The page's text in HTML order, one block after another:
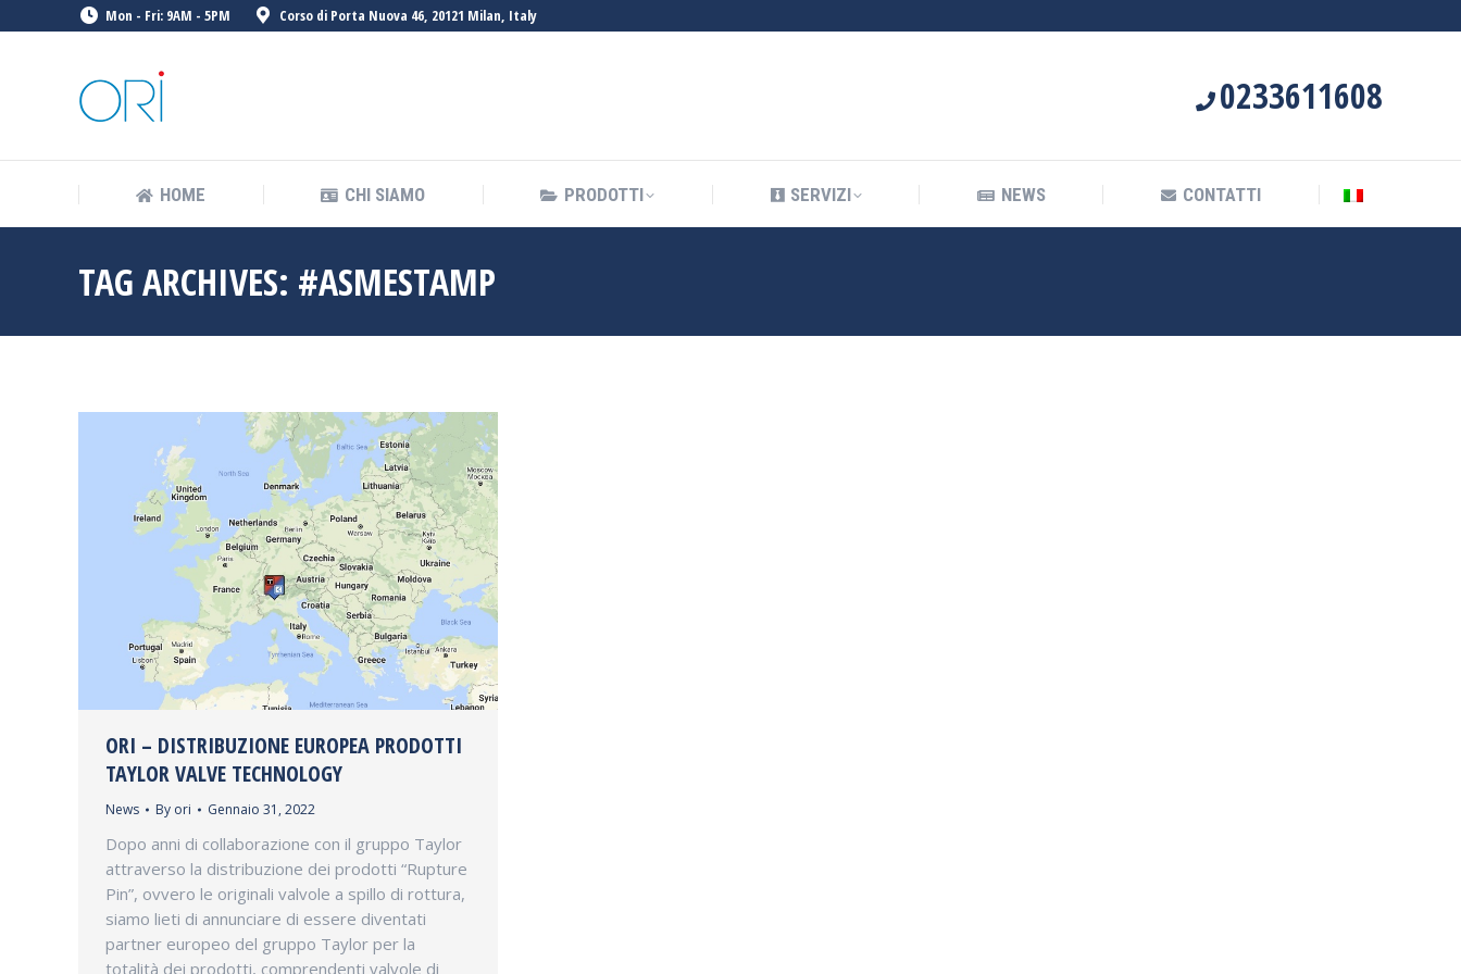
Mon - Fri: 9AM - 5PM Corso di Porta Nuova 46, 20121 Milan, Italy
0233611608
HOME CHI SIAMO PRODOTTI SERVIZI NEWS CONTATTI
TAG ARCHIVES: #ASMESTAMP
ORI – DISTRIBUZIONE EUROPEA PRODOTTI
TAYLOR VALVE TECHNOLOGY
News By ori Gennaio 31, 2022
Dopo anni di collaborazione con il gruppo Taylor
attraverso la distribuzione dei prodotti “Rupture
Pin”, ovvero le originali valvole a spillo di rottura,
siamo lieti di annunciare di essere diventati
partner europeo del gruppo Taylor per la
totalità dei prodotti, comprendenti valvole di
HOME CHI SIAMO PRODOTTI SERVIZI NEWS CONTATTI